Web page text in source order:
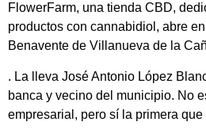
FlowerFarm, una tienda CBD,
productos con cannabidiol, abre
Benavente de Villanueva de la
. La lleva José Antonio López
banca y vecino del municipio. No
empresarial, pero sí la primera